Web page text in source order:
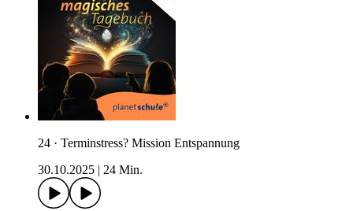
24 · Terminstress? Mission Entspannung
30.10.2025
24 Min.